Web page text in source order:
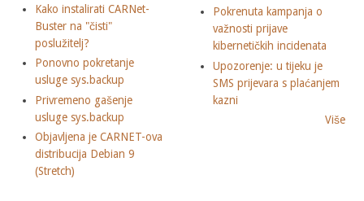
Kako instalirati CARNet-
Buster na "čisti"
poslužitelj?
Ponovno pokretanje
usluge sys.backup
Privremeno gašenje
usluge sys.backup
Objavljena je CARNET-ova
distribucija Debian 9
(Stretch)
Pokrenuta kampanja o
važnosti prijave
kibernetičkih incidenata
Upozorenje: u tijeku je
SMS prijevara s plaćanjem
kazni
Više